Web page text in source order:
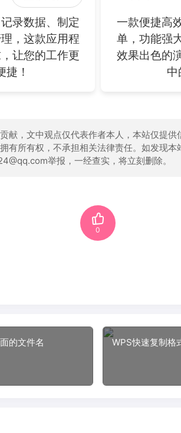
录数据、制定
，这款应用程
让您的工作更
捷！
一款便捷高
单，功能强
效果出色的
中
献，文中观点仅代表作者本人，本站仅提
有所有权，不承担相关法律责任。如发现
举报，一经查实，将立刻删除。
0
的文件名 WPS快速复制格